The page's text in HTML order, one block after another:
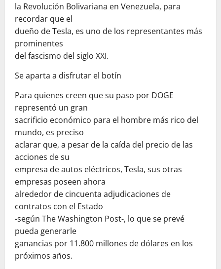
la Revolución Bolivariana en Venezuela, para
recordar que el
dueño de Tesla, es uno de los representantes más
prominentes
del fascismo del siglo XXI.
Se aparta a disfrutar el botín
Para quienes creen que su paso por DOGE
representó un gran
sacrificio económico para el hombre más rico del
mundo, es preciso
aclarar que, a pesar de la caída del precio de las
acciones de su
empresa de autos eléctricos, Tesla, sus otras
empresas poseen ahora
alrededor de cincuenta adjudicaciones de
contratos con el Estado
-según The Washington Post-, lo que se prevé
pueda generarle
ganancias por 11.800 millones de dólares en los
próximos años.